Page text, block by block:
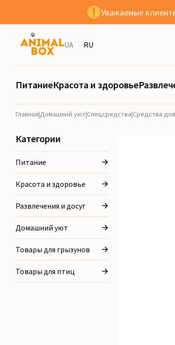
Уважаемые
UA RU
ПитаниеКрасота и здоровье
Главная|Домашний уют|Спецсредства|Средства
Категории
Питание
Красота и здоровье
Развлечения и досуг
Домашний уют
Товары для грызунов
Товары для птиц